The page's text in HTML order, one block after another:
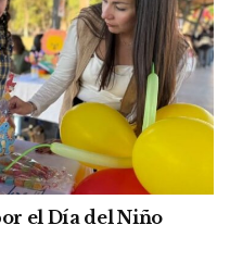
el Día del Niño